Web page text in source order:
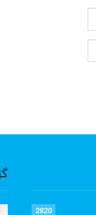
2820